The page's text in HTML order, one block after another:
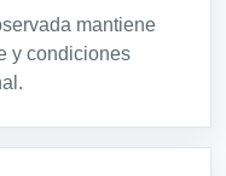
mantiene
y condiciones